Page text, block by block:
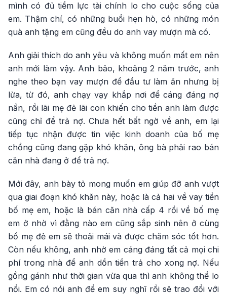
mình có đủ tiềm lực tài chính lo cho cuộc sống của
em. Thậm chí, có những buổi hẹn hò, có những món
quà anh tặng em cũng đều do anh vay mượn mà có.
Anh giải thích do anh yêu và không muốn mất em nên
anh mới làm vậy. Anh bảo, khoảng 2 năm trước, anh
nghe theo bạn vay mượn để đầu tư làm ăn nhưng bị
lừa, từ đó, anh chạy vạy khắp nơi để cáng đáng nợ
nần, rồi lãi mẹ đẻ lãi con khiến cho tiền anh làm được
cũng chỉ để trả nợ. Chưa hết bất ngờ về anh, em lại
tiếp tục nhận được tin việc kinh doanh của bố mẹ
chồng cũng đang gặp khó khăn, ông bà phải rao bán
căn nhà đang ở để trả nợ.
Mới đây, anh bày tỏ mong muốn em giúp đỡ anh vượt
qua giai đoạn khó khăn này, hoặc là cả hai về vay tiền
bố mẹ em, hoặc là bán căn nhà cấp 4 rồi về bố mẹ
em ở nhờ vì đằng nào em cũng sắp sinh nên ở cùng
bố mẹ đẻ em sẽ thoải mái và được chăm sóc tốt hơn.
Còn nếu không, anh nhờ em cáng đáng tất cả mọi chi
phí trong nhà để anh dồn tiền trả cho xong nợ. Nếu
gồng gánh như thời gian vừa qua thì anh không thể lo
nổi. Em có nói anh để em suy nghĩ rồi sẽ trao đổi với